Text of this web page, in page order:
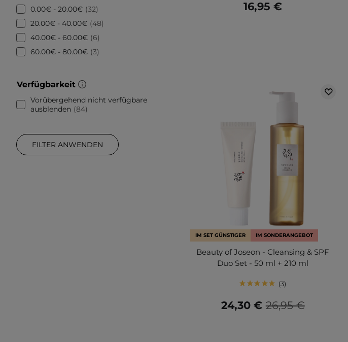
0.00€ - 20.00€ 32
20.00€ - 40.00€
48
40.00€ - 60.00€
6
60.00€ - 80.00€ 3
Verfügbarkeit
Vorübergehend nicht verfügbare
ausblenden
84
FILTER ANWENDEN
16,95 €
IM SET GÜNSTIGER IM SONDERANGEBOT
Beauty of Joseon - Cleansing & SPF
Duo Set - 50 ml + 210 ml
3
26,95 €
24,30 €